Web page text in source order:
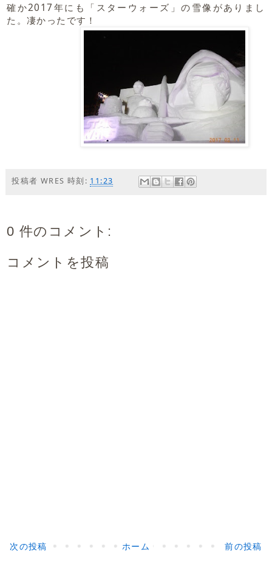
確か2017年にも「スターウォーズ」の雪像がありまし
た。凄かったです！
投稿者 WRES 時刻: 11:23
0 件のコメント:
コメントを投稿
次の投稿 前の投稿
ホーム